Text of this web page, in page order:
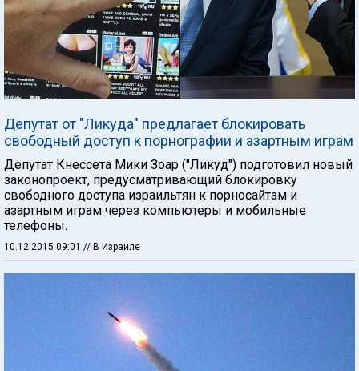
Депутат от "Ликуда" предлагает блокировать
свободный доступ к порнографии и азартным играм
Депутат Кнессета Мики Зоар ("Ликуд") подготовил новый
законопроект, предусматривающий блокировку
свободного доступа израильтян к порносайтам и
азартным играм через компьютеры и мобильные
телефоны.
10.12.2015 09:01 // В Израиле